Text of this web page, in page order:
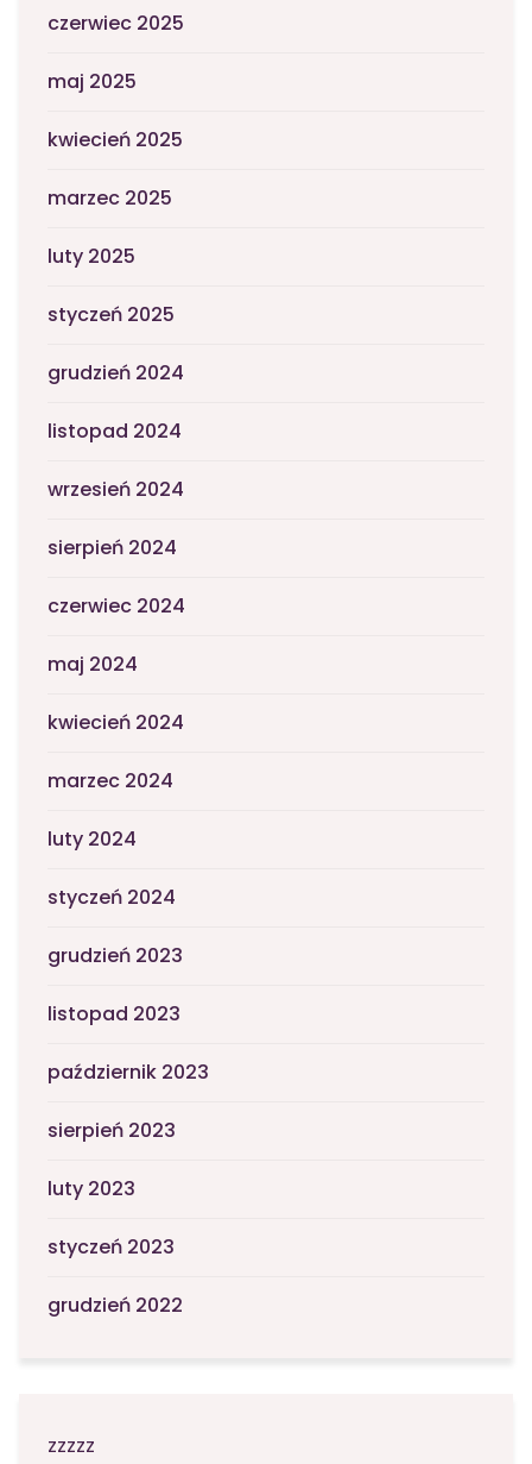
czerwiec 2025
maj 2025
kwiecień 2025
marzec 2025
luty 2025
styczeń 2025
grudzień 2024
listopad 2024
wrzesień 2024
sierpień 2024
czerwiec 2024
maj 2024
kwiecień 2024
marzec 2024
luty 2024
styczeń 2024
grudzień 2023
listopad 2023
październik 2023
sierpień 2023
luty 2023
styczeń 2023
grudzień 2022
zzzzz